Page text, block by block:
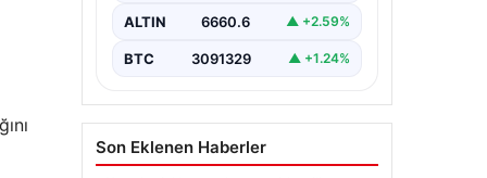
ALTIN 6660.6 ▲ +2.59%
BTC 3091329 ▲ +1.24%
Son Eklenen Haberler